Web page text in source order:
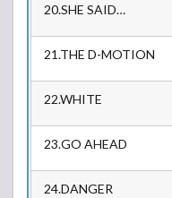
20.SHE SAID…
21.THE D-MOTION
22.WHITE
23.GO AHEAD
24.DANGER